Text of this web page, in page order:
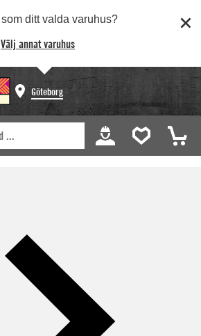
som ditt valda varuhus?
Välj annat varuhus
Göteborg